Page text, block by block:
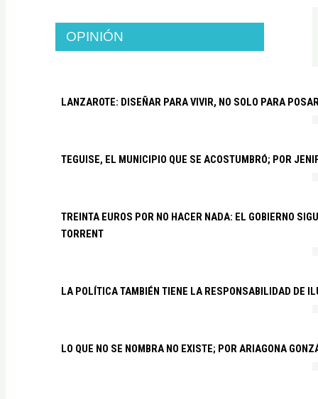
OPINIÓN
LANZAROTE: DISEÑAR PARA VIVIR, NO SOLO PARA
TEGUISE, EL MUNICIPIO QUE SE ACOSTUMBRÓ; POR
TREINTA EUROS POR NO HACER NADA: EL GOBIERNO
TORRENT
LA POLÍTICA TAMBIÉN TIENE LA RESPONSABILIDAD DE
LO QUE NO SE NOMBRA NO EXISTE; POR ARIAGONA